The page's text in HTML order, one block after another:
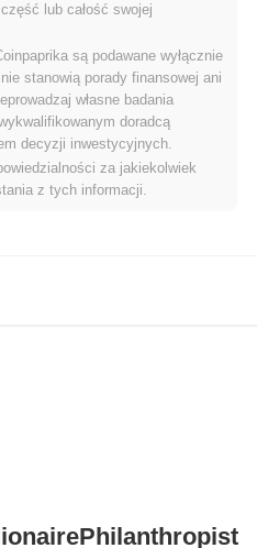
cen
(ATH):
zł 0.00
(ATL):
zł 0.00
jest obecnie notowany
radzi
lub całość swojej
są podawane wyłącznie
stanowią porady finansowej ani
własne badania
doradcą
decyzji inwestycyjnych.
za jakiekolwiek
z tych informacji.